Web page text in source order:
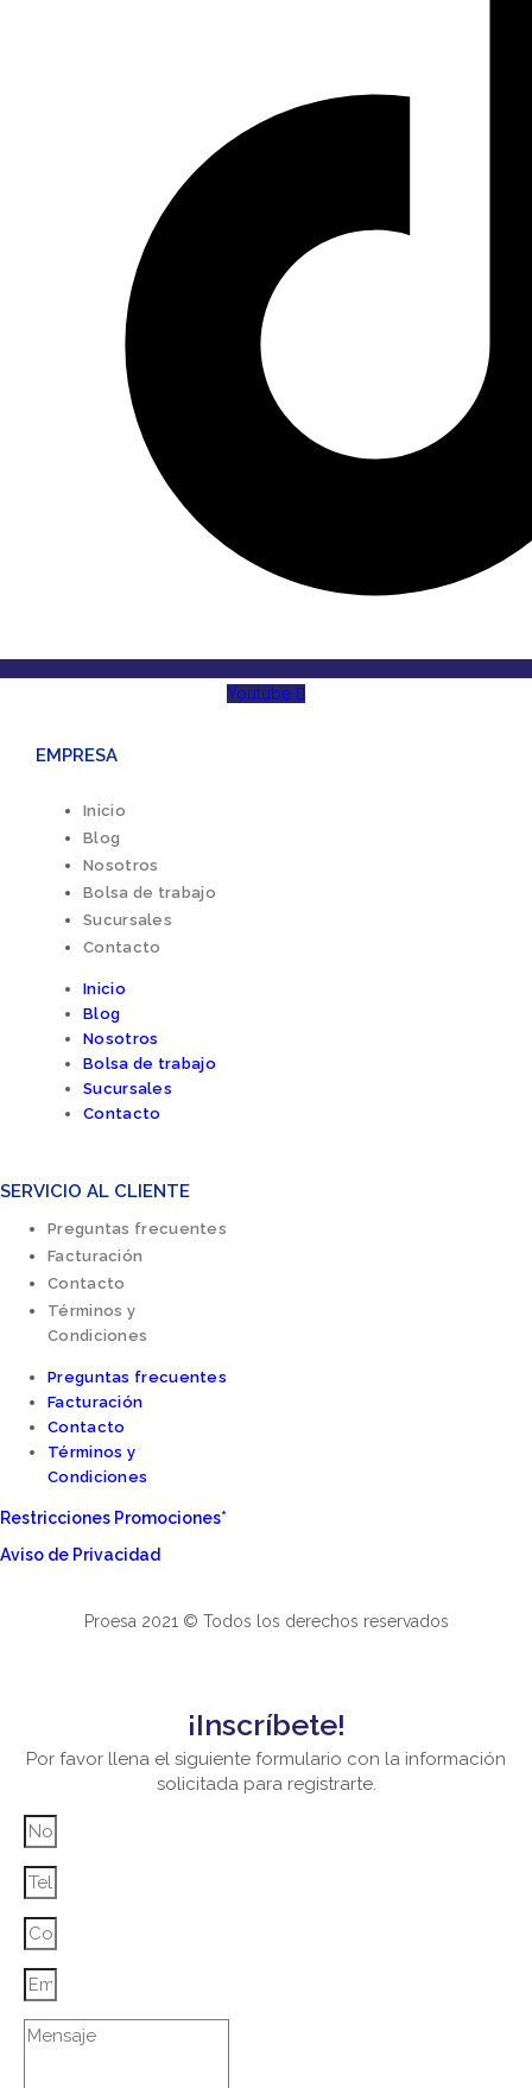
Youtube
EMPRESA
Inicio
Blog
Nosotros
Bolsa de trabajo
Sucursales
Contacto
Inicio
Blog
Nosotros
Bolsa de trabajo
Sucursales
Contacto
SERVICIO AL CLIENTE
Preguntas frecuentes
Facturación
Contacto
Términos y
Condiciones
Preguntas frecuentes
Facturación
Contacto
Términos y
Condiciones
Restricciones Promociones*
Aviso de Privacidad
Proesa 2021 © Todos los derechos reservados
¡Inscríbete!
Por favor llena el siguiente formulario con la información
solicitada para registrarte.